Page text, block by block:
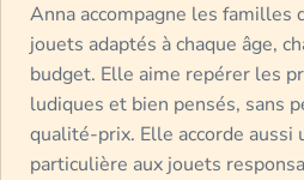
Anna accompagne les familles
jouets adaptés à chaque âge,
budget. Elle aime repérer les
ludiques et bien pensés, sans
qualité-prix. Elle accorde aussi
particulière aux jouets